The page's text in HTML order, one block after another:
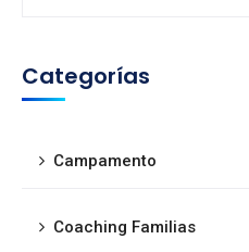
Categorías
Campamento
Coaching Familias